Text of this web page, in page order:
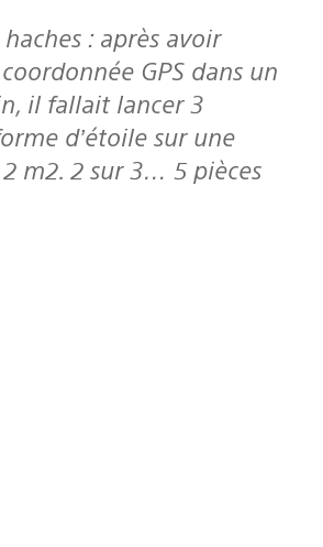
GPS dans un
il fallait lancer 3
d’étoile sur une
m2. 2 sur 3… 5 pièces